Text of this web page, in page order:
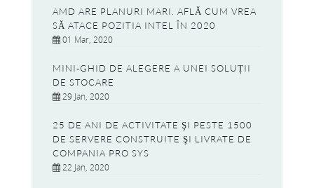
AMD ARE PLANURI MARI. AFLĂ CUM VREA
SĂ ATACE POZITIA INTEL ÎN 2020
01 Mar, 2020
MINI-GHID DE ALEGERE A UNEI SOLUȚII
DE STOCARE
29 Jan, 2020
25 DE ANI DE ACTIVITATE ŞI PESTE 1500
DE SERVERE CONSTRUITE ŞI LIVRATE DE
COMPANIA PRO SYS
22 Jan, 2020